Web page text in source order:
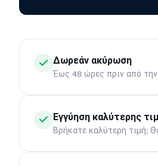
Δωρεάν ακύρωση
Έως 48 ώρες πριν από
Εγγύηση καλύτερης
Βρήκατε καλύτερη τιμή;